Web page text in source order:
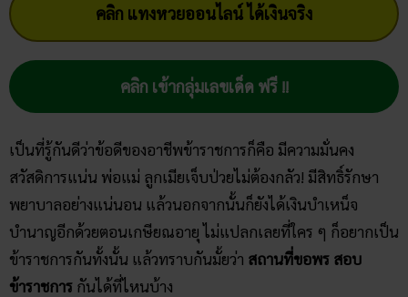
คลิก แทงหวยออนไลน์ ได้เงินจริง
คลิก เข้ากลุ่มเลขเด็ด ฟรี !!
เป็นที่รู้กันดีว่าข้อดีของอาชีพข้าราชการก็คือ มีความมั่นคง
สวัสดิการแน่น พ่อแม่ ลูกเมียเจ็บป่วยไม่ต้องกลัว! มีสิทธิ์รักษา
พยาบาลอย่างแน่นอน แล้วนอกจากนั้นก็ยังได้เงินบำเหน็จ
บำนาญอีกด้วยตอนเกษียณอายุ ไม่แปลกเลยที่ใคร ๆ ก็อยากเป็น
ข้าราชการกันทั้งนั้น แล้วทราบกันมั้ยว่า สถานที่ขอพร สอบ
ข้าราชการ กันได้ที่ไหนบ้าง